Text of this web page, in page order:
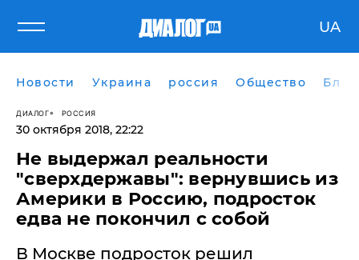
UA
Новости Украина россия Общество
ДИАЛОГ РОССИЯ
30 октября 2018, 22:22
Не выдержал реальности
"сверхдержавы": вернувшись из
Америки в Россию, подросток
едва не покончил с собой
В Москве подросток решил